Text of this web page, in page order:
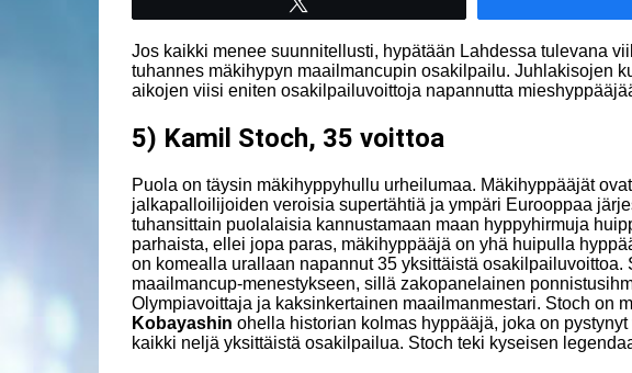
Jos kaikki menee suunnitellusti, hypätään Lahdessa tulevana
tuhannes mäkihypyn maailmancupin osakilpailu. Juhlakisojen
aikojen viisi eniten osakilpailuvoittoja napannutta
5) Kamil Stoch, 35 voittoa
Puola on täysin mäkihyppyhullu urheilumaa. Mäkihyppääjät
jalkapalloilijoiden veroisia supertähtiä ja ympäri Eurooppaa
tuhansittain puolalaisia kannustamaan maan hyppyhirmuja
parhaista, ellei jopa paras, mäkihyppääjä on yhä huipulla
on komealla urallaan napannut 35 yksittäistä osakilpailuvoittoa.
maailmancup-menestykseen, sillä zakopanelainen
Olympiavoittaja ja kaksinkertainen maailmanmestari. Stoch on
Kobayashin ohella historian kolmas hyppääjä, joka on
kaikki neljä yksittäistä osakilpailua. Stoch teki kyseisen